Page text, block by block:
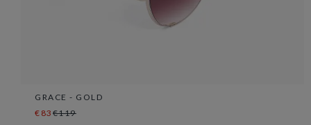
GRACE - GOLD
€83 €119